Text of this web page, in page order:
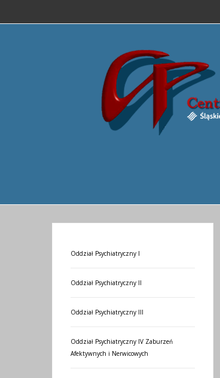
Oddział Psychiatryczny I
Oddział Psychiatryczny II
Oddział Psychiatryczny III
Oddział Psychiatryczny IV Zaburzeń
Afektywnych i Nerwicowych